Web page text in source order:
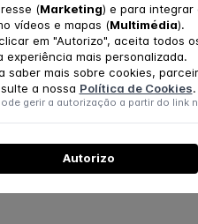
(Marketing) e para integrar
vídeos e mapas (Multimédia).
em "Autorizo", aceita todos
experiência mais personalizada.
saber mais sobre cookies,
a nossa Política de Cookies.
gerir a autorização a partir do link
Autorizo